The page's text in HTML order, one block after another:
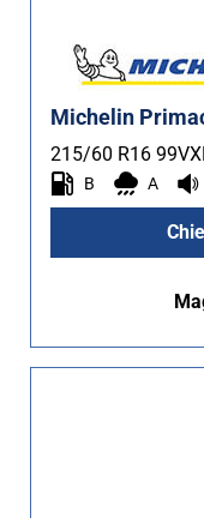
Michelin
215/60 R16 99V
B A